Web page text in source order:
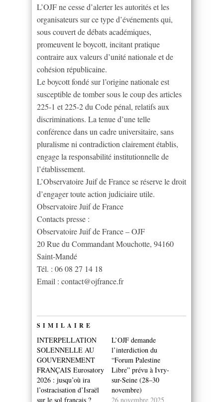
L’OJF ne cesse d’alerter les autorités et les
organisateurs sur ce type d’événements qui,
sous couvert de débats académiques,
promeuvent le boycott, incitant pratique
contraire aux valeurs d’unité nationale et de
cohésion républicaine.
Le boycott fondé sur l’origine nationale est
susceptible de tomber sous le coup des articles
225-1 et 225-2 du Code pénal, relatifs aux
discriminations. La tenue d’une telle
conférence dans un cadre universitaire, sans
pluralisme ni contradiction clairement établis,
engage la responsabilité institutionnelle de
l’établissement.
L’Observatoire Juif de France se réserve le droit
d’engager toute action judiciaire utile.
Observatoire Juif de France
Contacts presse :
Observatoire Juif de France – OJF
20 Rue du Commandant Mouchotte, 94160
Saint-Mandé
Tél. : 06 08 27 14 18
Email : contact@ojfrance.fr
SIMILAIRE
INTERPELLATION
SOLENNELLE AU
GOUVERNEMENT
FRANÇAIS Eurosatory
2026 : jusqu’où ira
l’ostracisation d’Israël
sur le sol français ?
L’OJF demande
l’interdiction du
“Forum Palestine
Libre” prévu à Ivry-
sur-Seine (28–30
novembre)
26 novembre 2025